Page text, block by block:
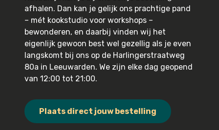
afhalen. Dan kan je gelijk ons prachtige pand
– mét kookstudio voor workshops –
bewonderen, en daarbij vinden wij het
eigenlijk gewoon best wel gezellig als je even
langskomt bij ons op de Harlingerstraatweg
80a in Leeuwarden. We zijn elke dag geopend
van 12:00 tot 21:00.
Plaats direct jouw bestelling